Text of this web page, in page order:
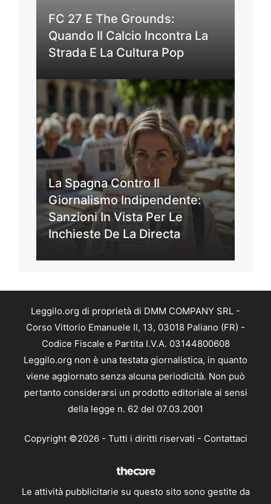
FC 27 E The Grounds:
Quando Il Calcio Incontra La
Strada E La Cultura Pop
La Spagna Contro Il
Giornalismo Indipendente:
Sanzioni In Vista Per Le
Inchieste De La Directa
Leggilo.org di proprietà di DMM COMPANY SRL -
Corso Vittorio Emanuele II, 13, 03018 Paliano (FR) -
Codice Fiscale e Partita I.V.A. 03144800608
Leggilo.org non è una testata giornalistica, in quanto
viene aggiornato senza alcuna periodicità. Non può
pertanto considerarsi un prodotto editoriale ai sensi
della legge n. 62 del 07.03.2001
Copyright ©2026 - Tutti i diritti riservati - Contattaci
Le attività pubblicitarie su questo sito sono gestite da